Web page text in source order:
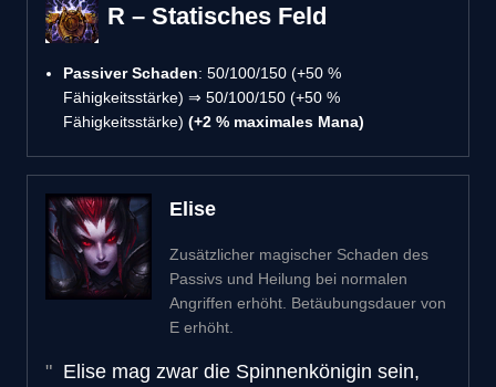
R – Statisches Feld
Passiver Schaden: 50/100/150 (+50 %
Fähigkeitsstärke) ⇒ 50/100/150 (+50 %
Fähigkeitsstärke) (+2 % maximales Mana)
Elise
Zusätzlicher magischer Schaden des
Passivs und Heilung bei normalen
Angriffen erhöht. Betäubungsdauer von
E erhöht.
Elise mag zwar die Spinnenkönigin sein,